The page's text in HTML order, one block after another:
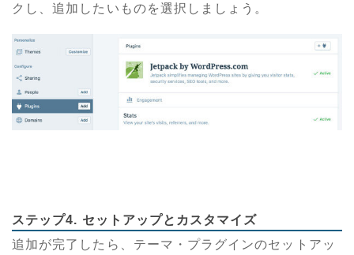
クし、追加したいものを選択しましょう。
ステップ4. セットアップとカスタマイズ
追加が完了したら、テーマ・プラグインのセットアッ